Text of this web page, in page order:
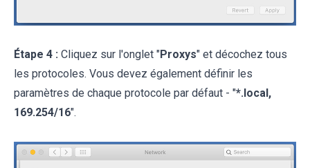
Étape 4 : Cliquez sur l'onglet "Proxys" et décochez tous
les protocoles. Vous devez également définir les
paramètres de chaque protocole par défaut - "*.local,
169.254/16".